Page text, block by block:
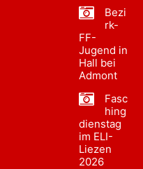
Bezi
rk-
FF-
Jugend in
Hall bei
Admont
Fasc
hing
dienstag
im ELI-
Liezen
2026